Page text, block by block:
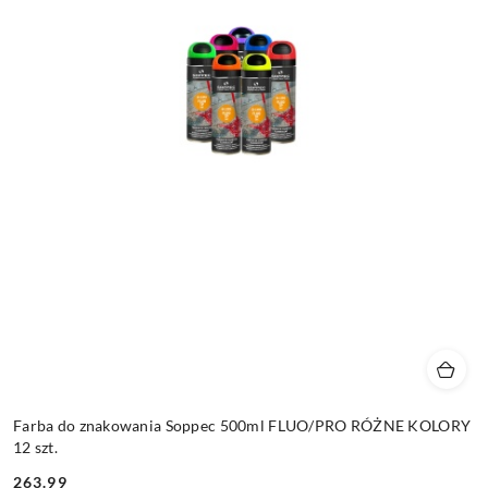
Farba do znakowania Soppec 500ml FLUO/PRO RÓŻNE KOLORY
12 szt.
263.99